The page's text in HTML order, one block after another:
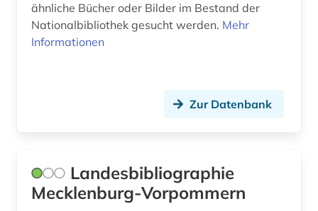
litauen (3)
literatur (9)
literaturwissenschaft (13)
lituanistik (1)
lusitanistik (3)
ähnliche Bücher oder Bilder im Bestand der
Nationalbibliothek gesucht werden. Mehr
Informationen
Zur Datenbank
Landesbibliographie
Mecklenburg-Vorpommern